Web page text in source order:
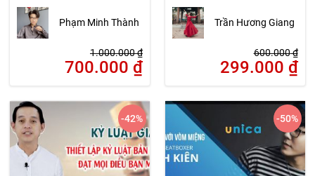
hiệu quả
Phạm Minh Thành
1.000.000₫
700.000 ₫
Trần Hương Giang
600.000₫
299.000 ₫
-42% -50%